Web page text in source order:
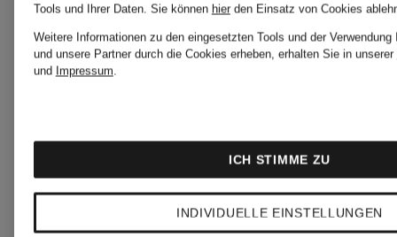
DUNO
Tools und Ihrer Daten. Sie können hierden Einsatz von Cookies
Weitere Informationen zu den eingesetzten Tools und der Verwendung
und unsere Partner durch die Cookies erheben, erhalten Sie in unserer
und Impressum.
INDIVIDUELLE EINSTELLUNGEN
ICH STIMME ZU